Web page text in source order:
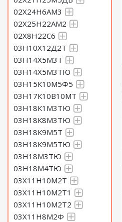
02Х24Н6АМ3
02Х25Н22АМ2
02Х8Н22С6
03Н10Х12Д2Т
03Н14Х5М3Т
03Н14Х5М3ТЮ
03Н15К10М5Ф5
03Н17К10В10МТ
03Н18К1М3ТЮ
03Н18К8М3ТЮ
03Н18К9М5Т
03Н18К9М5ТЮ
03Н18М3ТЮ
03Н18М4ТЮ
03Х11Н10М2Т
03Х11Н10М2Т1
03Х11Н10М2Т2
03Х11Н8М2Ф